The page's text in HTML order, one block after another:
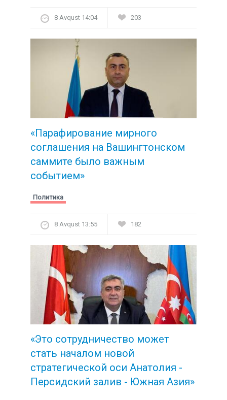
8 Avqust 14:04 203
«Парафирование мирного
соглашения на Вашингтонском
саммите было важным
событием»
Политика
8 Avqust 13:55 182
«Это сотрудничество может
стать началом новой
стратегической оси Анатолия -
Персидский залив - Южная Азия»